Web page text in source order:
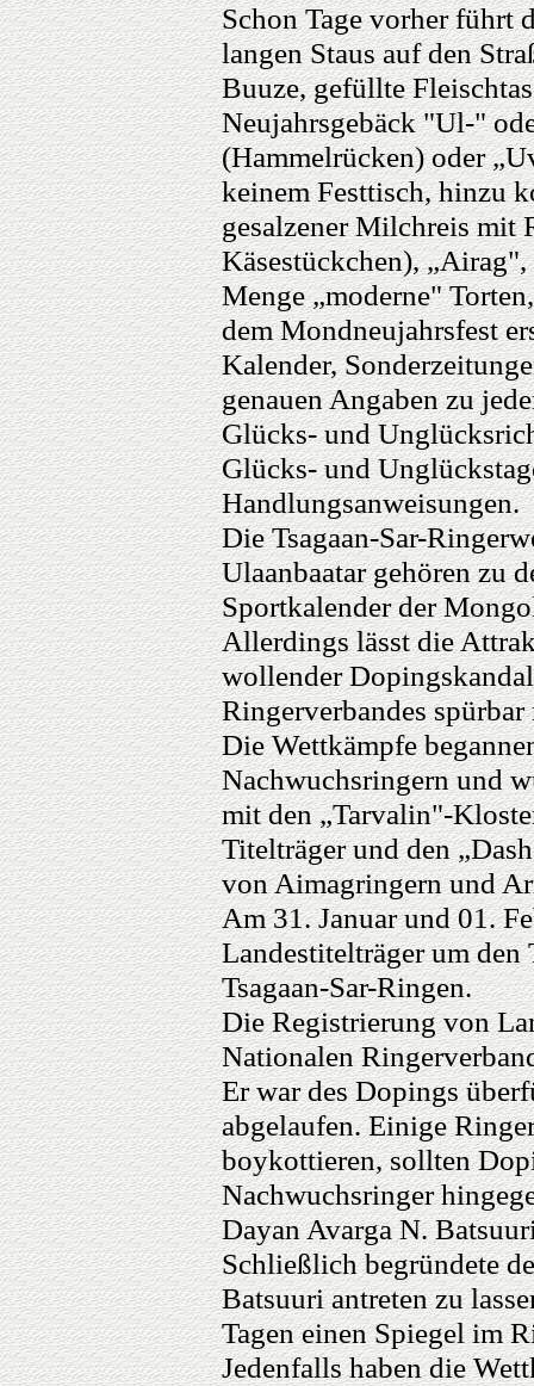
Schon Tage vorher führt
langen Staus auf den
Buuze, gefüllte
Neujahrsgebäck "Ul-"
(Hammelrücken) oder
keinem Festtisch, hinzu
gesalzener Milchreis mit
Käsestückchen),
Menge „moderne"
dem Mondneujahrsfest
Kalender,
genauen Angaben zu
Glücks- und
Glücks- und
Handlungsanweisungen.
Die Tsagaan-Sar-
Ulaanbaatar gehören zu
Sportkalender der
Allerdings lässt die
wollender
Ringerverbandes spürbar
Die Wettkämpfe
Nachwuchsringern und
mit den „Tarvalin"-
Titelträger und den
von Aimagringern und
Am 31. Januar und 01.
Landestitelträger um
Tsagaan-Sar-Ringen.
Die Registrierung von
Nationalen
Er war des Dopings
abgelaufen. Einige
boykottieren, sollten
Nachwuchsringer
Dayan Avarga N.
Schließlich begründete
Batsuuri antreten zu
Tagen einen Spiegel im
Jedenfalls haben die